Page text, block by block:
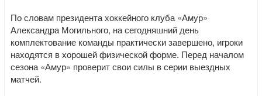
По словам президента хоккейного клуба «Амур»
Александра Могильного, на сегодняшний день
комплектование команды практически завершено, игроки
находятся в хорошей физической форме. Перед началом
сезона «Амур» проверит свои силы в серии выездных
матчей.